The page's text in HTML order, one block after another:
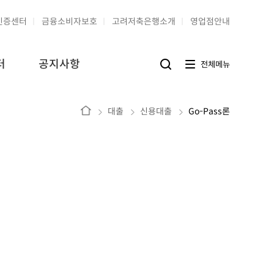
증센터 금융소비자보호 고려저축은행소개 영업점안내
공지사항
검
전
버
튼
전체메뉴
홈 대출 신용대출 Go-Pass론